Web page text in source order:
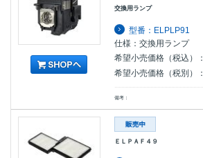
交換用ランプ
型番：ELPLP91
仕様：交換用ランプ
希望小売価格（税込）：
希望小売価格（税別）：
備考：
ＥＬＰＡＦ４９